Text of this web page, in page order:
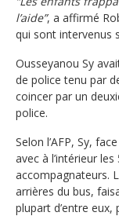
l’aide”, a affirmé
qui sont intervenus
Ousseyanou Sy
de police tenu par
coincer par un
police.
Selon l’AFP, Sy,
avec à l’intérieur
accompagnateurs.
arrières du bus,
plupart d’entre